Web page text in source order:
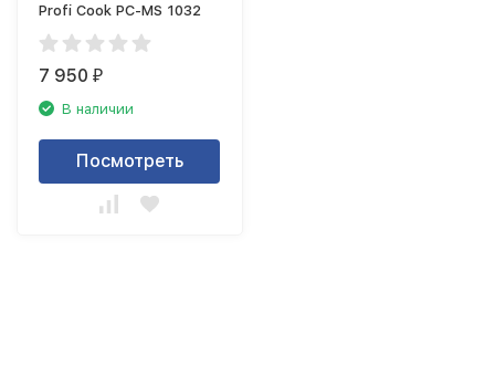
Profi Cook PC-MS 1032
7 950₽
В наличии
Посмотреть